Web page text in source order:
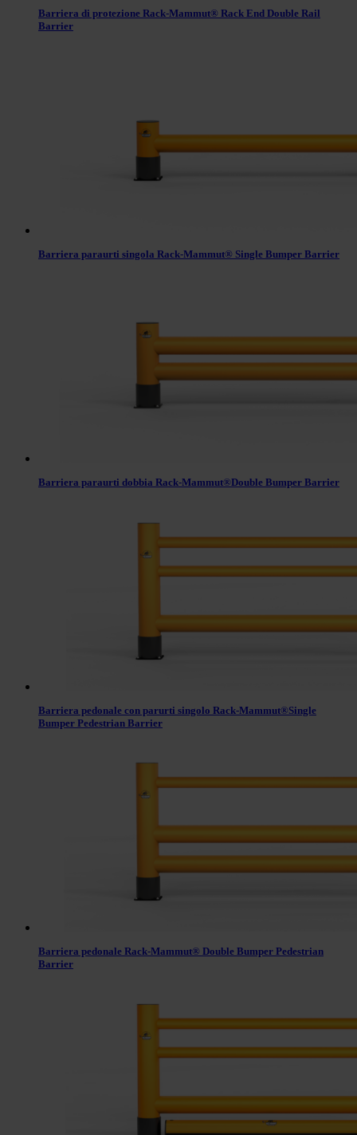
Barriera di protezione Rack-Mammut® Rack End Double Rail
Barrier
Barriera paraurti singola Rack-Mammut® Single Bumper Barrier
Barriera paraurti dobbia Rack-Mammut®Double Bumper Barrier
Barriera pedonale con parurti singolo Rack-Mammut®Single
Bumper Pedestrian Barrier
Barriera pedonale Rack-Mammut® Double Bumper Pedestrian
Barrier